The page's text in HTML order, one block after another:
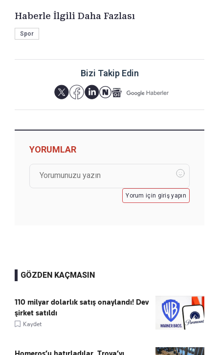
Haberle İlgili Daha Fazlası
Spor
Bizi Takip Edin
YORUMLAR
Yorum için giriş yapın
GÖZDEN KAÇMASIN
110 milyar dolarlık satış onaylandı! Dev
şirket satıldı
Kaydet